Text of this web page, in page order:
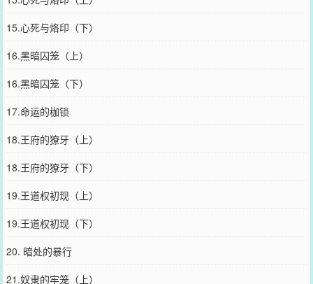
15.心死与烙印（下）
16.黑暗囚笼（上）
16.黑暗囚笼（下）
17.命运的枷锁
18.王府的獠牙（上）
18.王府的獠牙（下）
19.王道权初现（上）
19.王道权初现（下）
20. 暗处的暴行
21.奴隶的牢笼（上）